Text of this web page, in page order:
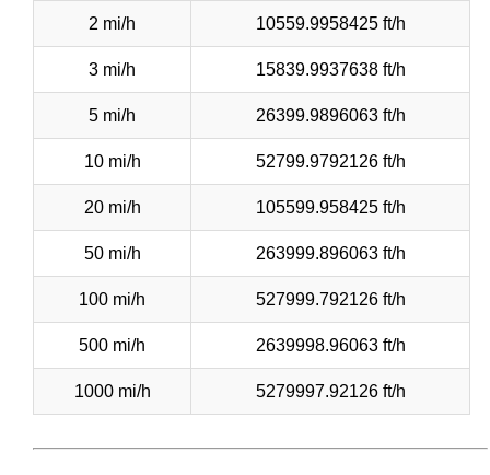
2 mi/h 10559.9958425 ft/h
3 mi/h 15839.9937638 ft/h
5 mi/h 26399.9896063 ft/h
10 mi/h 52799.9792126 ft/h
20 mi/h 105599.958425 ft/h
50 mi/h 263999.896063 ft/h
100 mi/h 527999.792126 ft/h
500 mi/h 2639998.96063 ft/h
1000 mi/h 5279997.92126 ft/h